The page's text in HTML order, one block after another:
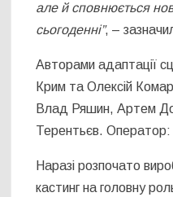
але й сповнюється
сьогоденні”, –
Авторами адаптації
Крим та Олексій
Влад Ряшин, Артем
Терентьєв.
Наразі розпочато
кастинг на головну